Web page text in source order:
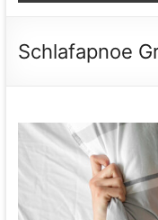
Schlafapnoe